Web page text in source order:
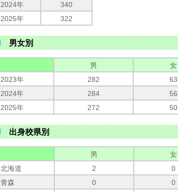
2024年
340
2025年
322
男女別
男 女
2023年
282 63
2024年
284 56
2025年
272 50
出身校県別
男 女
北海道
2 0
青森
0 0